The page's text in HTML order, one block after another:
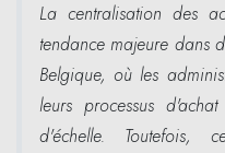
La centralisation des
tendance majeure dans
Belgique, où les
leurs processus
d'échelle. Toutefois,